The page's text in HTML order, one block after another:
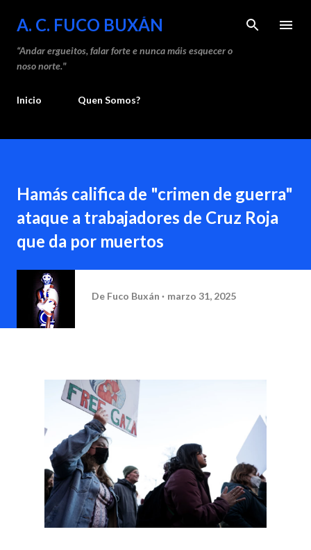
Saltar ao contido principal
A. C. FUCO BUXÁN
“Andar ergueitos, falar forte e nunca máis esquecer o
noso norte."
Inicio Quen Somos?
Hamás califica de "crimen de guerra"
ataque a trabajadores de Cruz Roja
que da por muertos
De Fuco Buxán marzo 31, 2025